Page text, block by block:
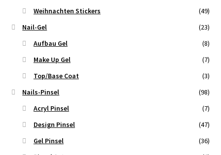
Weihnachten Stickers
(49)
Nail-Gel
(23)
Aufbau Gel
(8)
Make Up Gel
(7)
Top/Base Coat
(3)
Nails-Pinsel
(98)
Acryl Pinsel
(7)
Design Pinsel
(47)
Gel Pinsel
(36)